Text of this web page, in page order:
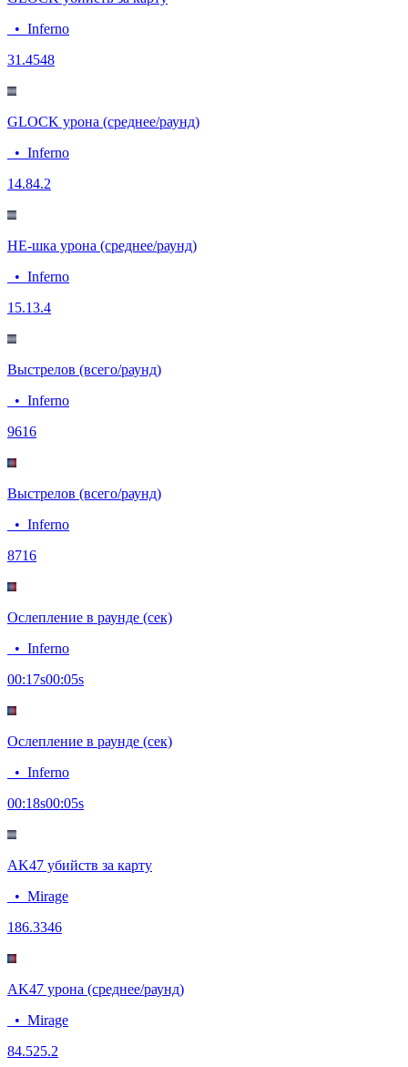
• Inferno
31.4548
GLOCK урона (среднее/раунд)
• Inferno
14.84.2
HE-шка урона (среднее/раунд)
• Inferno
15.13.4
Выстрелов (всего/раунд)
• Inferno
9616
Выстрелов (всего/раунд)
• Inferno
8716
Ослепление в раунде (сек)
• Inferno
00:17s00:05s
Ослепление в раунде (сек)
• Inferno
00:18s00:05s
AK47 убийств за карту
• Mirage
186.3346
AK47 урона (среднее/раунд)
• Mirage
84.525.2